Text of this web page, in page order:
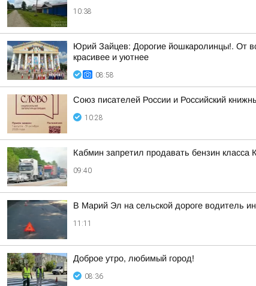
10:38
Юрий Зайцев: Дорогие йошкаролинцы!. От
красивее и уютнее
08:58
Союз писателей России и Российский
10:28
Кабмин запретил продавать бензин
09:40
В Марий Эл на сельской дороге водитель
11:11
Доброе утро, любимый город!
08:36